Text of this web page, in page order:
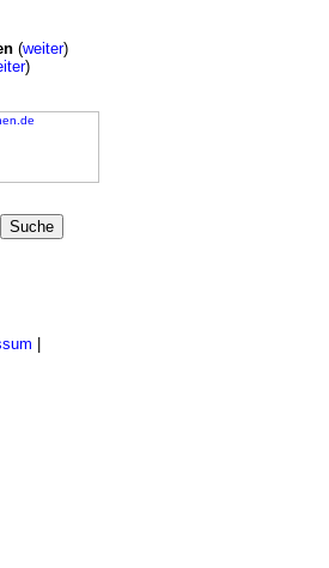
(weiter)
)